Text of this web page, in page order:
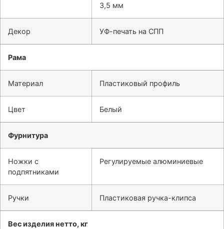
3,5 мм
Декор УФ-печать на СПП
Рама
Материал Пластиковый профиль
Цвет Белый
Фурнитура
Ножки с
подпятниками
Регулируемые алюминиевые
Ручки Пластиковая ручка-клипса
Вес изделия нетто, кг